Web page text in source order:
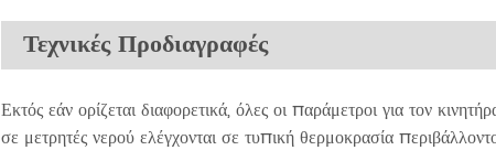
Τεχνικές Προδιαγραφές
Εκτός εάν ορίζεται διαφορετικά, όλες οι παράμετροι για τον
σε μετρητές νερού ελέγχονται σε τυπική θερμοκρασία